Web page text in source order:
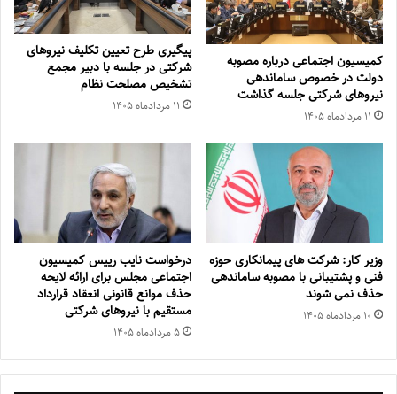
کمیسیون اجتماعی درباره مصوبه
دولت در خصوص ساماندهی
نیروهای شرکتی جلسه گذاشت
۱۱ مرداد‌ماه ۱۴۰۵
پیگیری طرح تعیین تکلیف نیروهای
شرکتی در جلسه با دبیر مجمع
تشخیص مصلحت نظام
۱۱ مرداد‌ماه ۱۴۰۵
وزیر کار: شرکت های پیمانکاری حوزه
فنی و پشتیبانی با مصوبه ساماندهی
حذف نمی شوند
۱۰ مرداد‌ماه ۱۴۰۵
درخواست نایب رییس کمیسیون
اجتماعی مجلس برای ارائه لایحه
حذف موانع قانونی انعقاد قرارداد
مستقیم با نیروهای شرکتی
۵ مرداد‌ماه ۱۴۰۵